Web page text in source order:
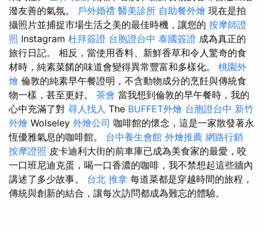
潑友善的氣氛。 戶外婚禮 醫美診所 自助餐外燴 現在是拍
攝照片並捕捉市場生活之美的最佳時機，讓您的 按摩師證
照 Instagram 杜拜簽證 台胞證台中 泰國簽證 成為真正的
旅行日記。 相反，當使用香料、新鮮香草和令人驚奇的食
材時，純素菜餚的味道會變得異常豐富和多樣化。 桃園外
燴 倫敦的純素早午餐證明，不含動物成分的烹飪與傳統食
物一樣，甚至更好。 茶會 當我想到倫敦的早午餐時，我的
心中充滿了對 尋人找人 The BUFFET外燴 台胞證台中 新竹
外燴 Wolseley 外燴公司 咖啡館的懷念，這是一家散發著永
恆優雅氣息的咖啡館。 台中養生會館 外燴推薦 網路行銷
按摩證照 皮卡迪利大街的前車庫已成為美食家的最愛，咬
一口班尼迪克蛋，喝一口香濃的咖啡，我不禁想起這些牆內
講述了多少故事。 台北 推拿 每道菜都是穿越時間的旅程，
傳統與創新的結合，讓每次訪問都成為難忘的體驗。